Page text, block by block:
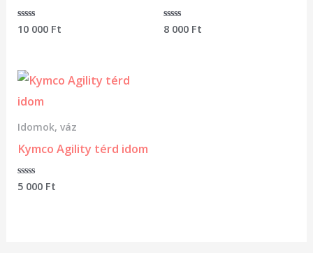
Értékelés:
10 000 Ft
Értékelés:
8 000 Ft
Idomok, váz
Kymco Agility térd idom
Értékelés:
5 000 Ft